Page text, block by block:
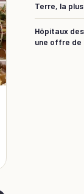
Terre, la
Hôpitaux
une offre de